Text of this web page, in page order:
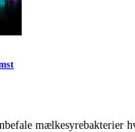
mælkesyrebakterier